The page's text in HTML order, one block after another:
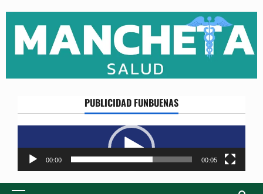
content
PUBLICIDAD FUNBUENAS
Reproductor
de
vídeo
00:00 00:05